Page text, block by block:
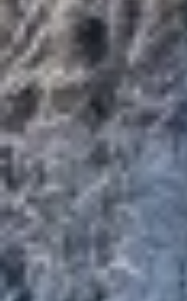
Publieksgroepen begrijpen aan de
statistieken of combinaties van
verschillende bronnen
Diensten ontwikkelen en verbeteren
Beperkte gegevens gebruiken om
selecteren
Speciale functies van IAB:
Precieze geolocatiegegevens
Apparaten identificeren op basis
opgevraagde informatie
Niet-IAB-verwerkingsdoeleinden:
Noodzakelijk
Prestatie
Functioneel